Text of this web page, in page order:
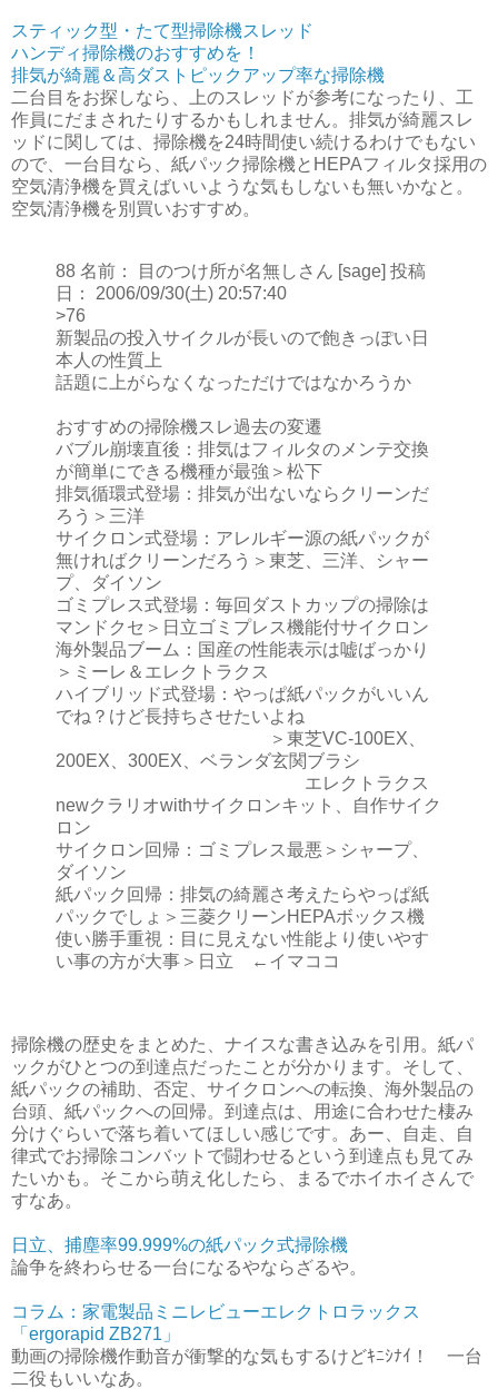
スティック型・たて型掃除機スレッド
ハンディ掃除機のおすすめを！
排気が綺麗＆高ダストピックアップ率な掃除機
二台目をお探しなら、上のスレッドが参考になったり、工
作員にだまされたりするかもしれません。排気が綺麗スレ
ッドに関しては、掃除機を24時間使い続けるわけでもない
ので、一台目なら、紙パック掃除機とHEPAフィルタ採用の
空気清浄機を買えばいいような気もしないも無いかなと。
空気清浄機を別買いおすすめ。
88 名前： 目のつけ所が名無しさん [sage] 投稿
日： 2006/09/30(土) 20:57:40
>76
新製品の投入サイクルが長いので飽きっぽい日
本人の性質上
話題に上がらなくなっただけではなかろうか
おすすめの掃除機スレ過去の変遷
バブル崩壊直後：排気はフィルタのメンテ交換
が簡単にできる機種が最強＞松下
排気循環式登場：排気が出ないならクリーンだ
ろう＞三洋
サイクロン式登場：アレルギー源の紙パックが
無ければクリーンだろう＞東芝、三洋、シャー
プ、ダイソン
ゴミプレス式登場：毎回ダストカップの掃除は
マンドクセ＞日立ゴミプレス機能付サイクロン
海外製品ブーム：国産の性能表示は嘘ばっかり
＞ミーレ＆エレクトラクス
ハイブリッド式登場：やっぱ紙パックがいいん
でね？けど長持ちさせたいよね
＞東芝VC-100EX、
200EX、300EX、ベランダ玄関ブラシ
エレクトラクス
newクラリオwithサイクロンキット、自作サイク
ロン
サイクロン回帰：ゴミプレス最悪＞シャープ、
ダイソン
紙パック回帰：排気の綺麗さ考えたらやっぱ紙
パックでしょ＞三菱クリーンHEPAボックス機
使い勝手重視：目に見えない性能より使いやす
い事の方が大事＞日立 ←イマココ
掃除機の歴史をまとめた、ナイスな書き込みを引用。紙パ
ックがひとつの到達点だったことが分かります。そして、
紙パックの補助、否定、サイクロンへの転換、海外製品の
台頭、紙パックへの回帰。到達点は、用途に合わせた棲み
分けぐらいで落ち着いてほしい感じです。あー、自走、自
律式でお掃除コンバットで闘わせるという到達点も見てみ
たいかも。そこから萌え化したら、まるでホイホイさんで
すなあ。
日立、捕塵率99.999%の紙パック式掃除機
論争を終わらせる一台になるやならざるや。
コラム：家電製品ミニレビューエレクトロラックス
「ergorapid ZB271」
動画の掃除機作動音が衝撃的な気もするけどｷﾆｼﾅｲ！ 一台
二役もいいなあ。